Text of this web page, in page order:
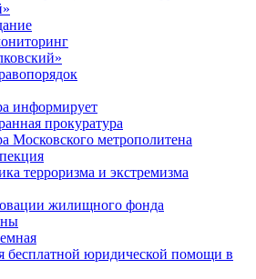
информирует
прокуратура
Московского метрополитена
терроризма и экстремизма
жилищного фонда
бесплатной юридической помощи в